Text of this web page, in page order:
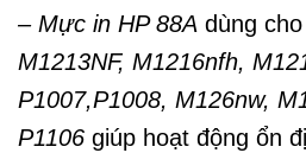
– Mực in HP 88A dùng cho
M1213NF, M1216nfh,
P1007,P1008, M126nw,
P1106 giúp hoạt động ổn